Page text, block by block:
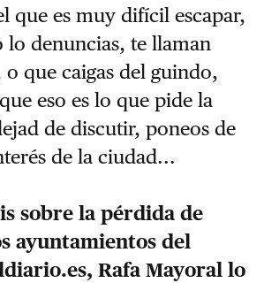
que es muy difícil escapar,
lo denuncias, te llaman
que caigas del guindo,
eso es lo que pide la
de discutir, poneos de
de la ciudad...
sobre la pérdida de
ayuntamientos del
Rafa Mayoral lo